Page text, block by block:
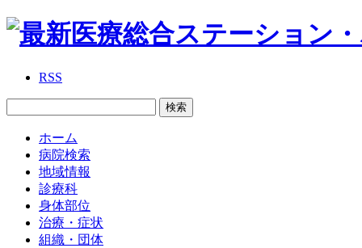
RSS
ホーム
病院検索
地域情報
診療科
身体部位
治療・症状
組織・団体